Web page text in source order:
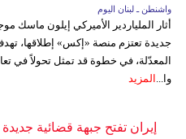
واشنطن ـ لبنان اليوم
أثار الملياردير الأميركي إيلون ماسك
جديدة تعتزم منصة «إكس» إطلاقها،
المعدّلة، في خطوة قد تمثل تحولاً في
وا... المزيد
إيران تفتح جبهة قضائية